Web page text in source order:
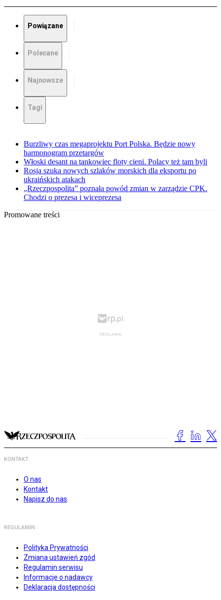
Powiązane
Polecane
Najnowsze
Tagi
Burzliwy czas megaprojektu Port Polska. Będzie nowy
harmonogram przetargów
Włoski desant na tankowiec floty cieni. Polacy też tam byli
Rosja szuka nowych szlaków morskich dla eksportu po
ukraińskich atakach
„Rzeczpospolita” poznała powód zmian w zarządzie CPK.
Chodzi o prezesa i wiceprezesa
Promowane treści
KONTAKT
O nas
Kontakt
Napisz do nas
REGULAMIN
Polityka Prywatności
Zmiana ustawień zgód
Regulamin serwisu
Informacje o nadawcy
Deklaracja dostępności